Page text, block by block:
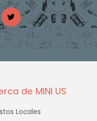
T
w
i
t
t
e
de MINI US
Locales